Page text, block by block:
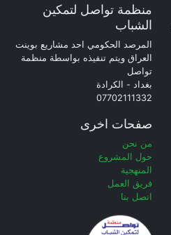
منظمة تواصل لتمكين
الشباب
المرصد الحكومي احد مشاريع بوينت
العراق ويتم تنفيذه بواسطة منظمة
تواصل
بغداد - الكرادة
07702111332
صفحات اخرى
من نحن
حول المشروع
المنهجية
فريق العمل
اتصل بنا